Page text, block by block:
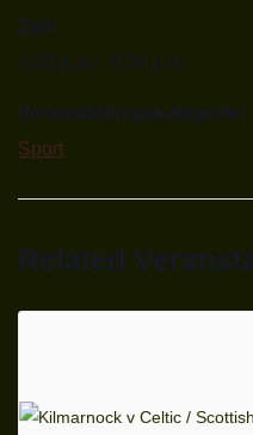
Zeit:
6:30 p.m. - 8:30 p.m.
Veranstaltungskategorie:
Sport
Related